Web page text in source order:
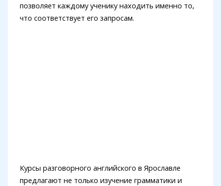
позволяет каждому ученику находить именно то,
что соответствует его запросам.
Курсы разговорного английского в Ярославле
предлагают не только изучение грамматики и